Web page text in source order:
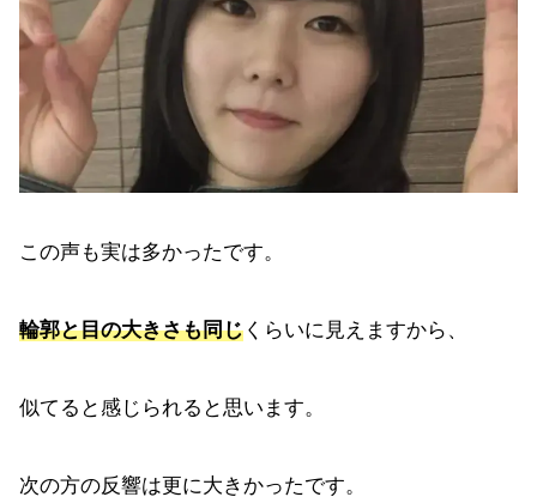
この声も実は多かったです。
輪郭と目の大きさも同じ くらいに見えますから、
似てると感じられると思います。
次の方の反響は更に大きかったです。